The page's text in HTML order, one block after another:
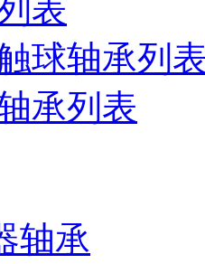
表
球轴承列
承列表
轴承